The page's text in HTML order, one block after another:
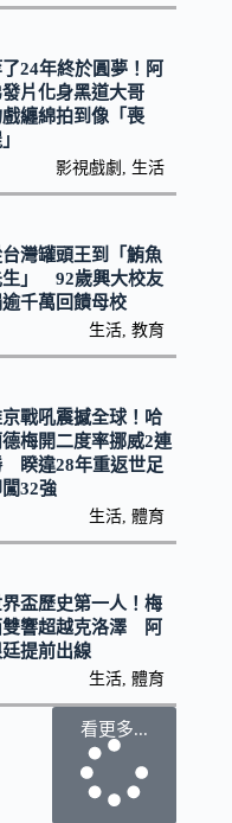
24年終於圓夢！阿
發片化身黑道大哥
戲纏綿拍到像「喪
影視戲劇 生活
灣罐頭王到「鮪魚
生」 92歲興大校友
千萬回饋母校
生活 ,教育
戰吼震撼全球！哈
梅開二度率挪威2連
睽違28年重返世足
闖32強
生活 ,體育
盃歷史第一人！梅
雙響超越克洛澤 阿
提前出線
生活 ,體育
看更多...